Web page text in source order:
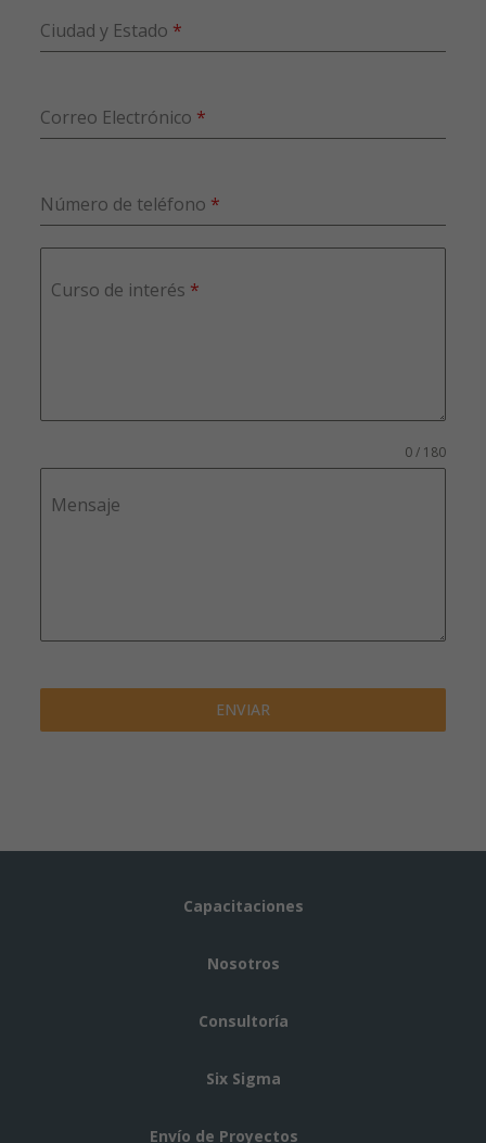
Ciudad y Estado *
Correo Electrónico *
Número de teléfono *
Curso de interés *
Mensaje
0 / 180
ENVIAR
Capacitaciones
Nosotros
Consultoría
Six Sigma
Envío de Proyectos